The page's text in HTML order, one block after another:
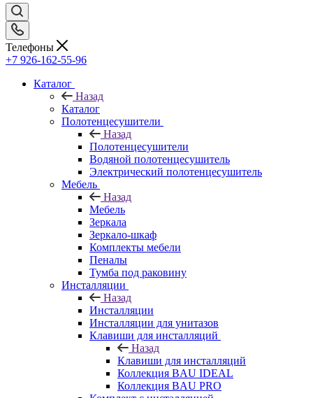
Телефоны
+7 926-162-55-96
Каталог
Назад
Каталог
Полотенцесушители
Назад
Полотенцесушители
Водяной полотенцесушитель
Электрический полотенцесушитель
Мебель
Назад
Мебель
Зеркала
Зеркало-шкаф
Комплекты мебели
Пеналы
Тумба под раковину
Инсталляции
Назад
Инсталляции
Инсталляции для унитазов
Клавиши для инсталляций
Назад
Клавиши для инсталляций
Коллекция BAU IDEAL
Коллекция BAU PRO